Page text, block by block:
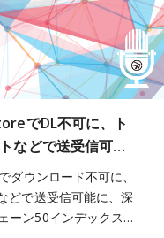
でDL不可に、ト
などで送受信可…
ウンロード不可に、
どで送受信可能に、深
ーン50インデックス…